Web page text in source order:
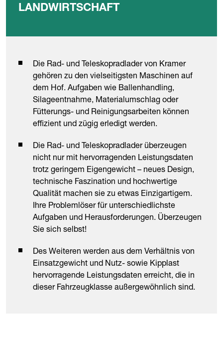
LANDWIRTSCHAFT
Die Rad- und Teleskopradlader von Kramer
gehören zu den vielseitigsten Maschinen auf
dem Hof. Aufgaben wie Ballenhandling,
Silageentnahme, Materialumschlag oder
Fütterungs- und Reinigungsarbeiten können
effizient und zügig erledigt werden.
Die Rad- und Teleskopradlader überzeugen
nicht nur mit hervorragenden Leistungsdaten
trotz geringem Eigengewicht – neues Design,
technische Faszination und hochwertige
Qualität machen sie zu etwas Einzigartigem.
Ihre Problemlöser für unterschiedlichste
Aufgaben und Herausforderungen. Überzeugen
Sie sich selbst!
Des Weiteren werden aus dem Verhältnis von
Einsatzgewicht und Nutz- sowie Kipplast
hervorragende Leistungsdaten erreicht, die in
dieser Fahrzeugklasse außergewöhnlich sind.